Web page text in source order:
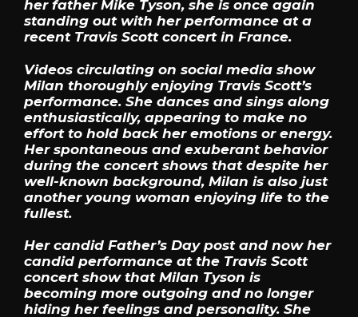
her father Mike Tyson, she is once again
standing out with her performance at a
recent Travis Scott concert in France.
Videos circulating on social media show
Milan thoroughly enjoying Travis Scott’s
performance. She dances and sings along
enthusiastically, appearing to make no
effort to hold back her emotions or energy.
Her spontaneous and exuberant behavior
during the concert shows that despite her
well-known background, Milan is also just
another young woman enjoying life to the
fullest.
Her candid Father’s Day post and now her
candid performance at the Travis Scott
concert show that Milan Tyson is
becoming more outgoing and no longer
hiding her feelings and personality. She